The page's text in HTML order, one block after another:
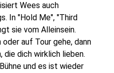
Wees auch
In "Hold Me", "Third
sie vom Alleinsein.
oder auf Tour gehe, dann
die dich wirklich lieben.
und es ist wieder